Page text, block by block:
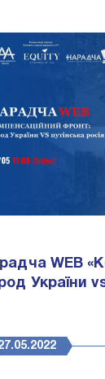
WEB
України